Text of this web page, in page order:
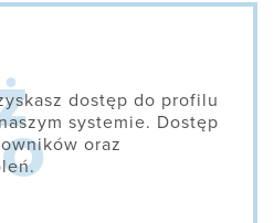
dostęp do profilu
systemie. Dostęp
oraz